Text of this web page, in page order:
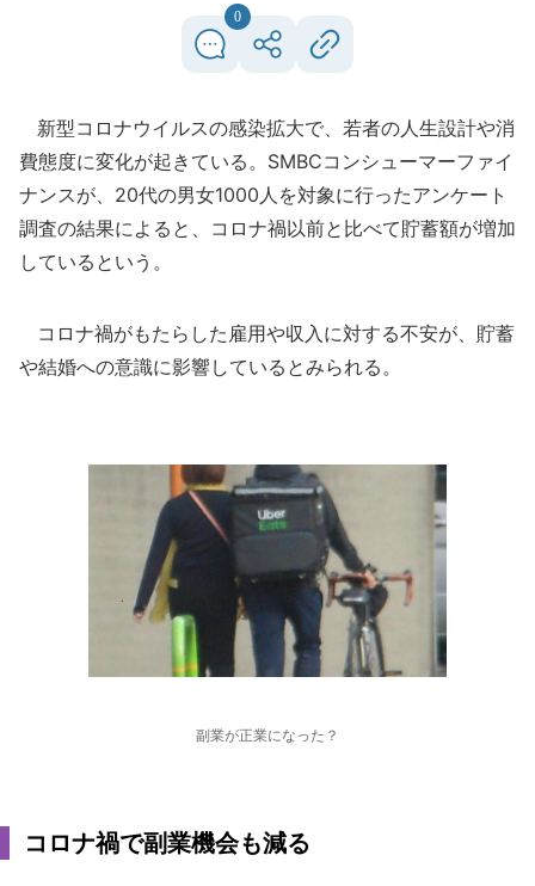
0
新型コロナウイルスの感染拡大で、若者の人生設計や消
費態度に変化が起きている。SMBCコンシューマーファイ
ナンスが、20代の男女1000人を対象に行ったアンケート
調査の結果によると、コロナ禍以前と比べて貯蓄額が増加
しているという。
コロナ禍がもたらした雇用や収入に対する不安が、貯蓄
や結婚への意識に影響しているとみられる。
副業が正業になった？
コロナ禍で副業機会も減る